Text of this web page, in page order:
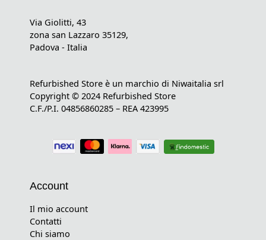
Via Giolitti, 43
zona san Lazzaro 35129,
Padova - Italia
Refurbished Store è un marchio di Niwaitalia srl
Copyright © 2024 Refurbished Store
C.F./P.I. 04856860285 – REA 423995
Account
Il mio account
Contatti
Chi siamo